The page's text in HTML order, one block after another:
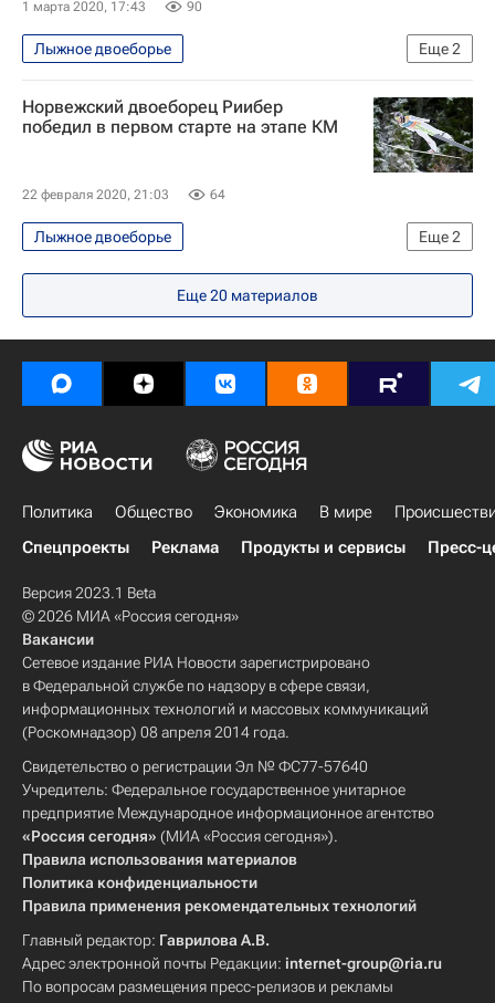
1 марта 2020, 17:43 90
Еще2
Лыжное двоеборье
Кубок мира по лыжному двоеборью
Акито Ватабэ
Норвежский двоеборец Риибер
победил в первом старте на этапе КМ
22 февраля 2020, 21:03 64
Еще2
Лыжное двоеборье
Кубок мира по лыжному двоеборью
Еще20 материалов
Политика Общество Экономика В мире
Спецпроекты
Реклама Продукты и сервисы Пресс-
Версия 2023.1 Beta
© 2026 МИА «Россия сегодня»
Вакансии
Сетевое издание РИА Новости зарегистрировано
в Федеральной службе по надзору в сфере связи,
информационных технологий и массовых коммуникаций
(Роскомнадзор) 08 апреля 2014 года.
Свидетельство о регистрации Эл № ФС77-57640
Учредитель: Федеральное государственное унитарное
предприятие Международное информационное агентство
«Россия сегодня» (МИА «Россия сегодня»).
Правила использования материалов
Политика конфиденциальности
Правила применения рекомендательных технологий
Главный редактор: Гаврилова А.В.
Адрес электронной почты Редакции: internet-group@ria.ru
По вопросам размещения пресс-релизов и рекламы